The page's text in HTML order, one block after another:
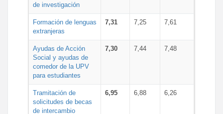
de investigación
Formación de lenguas
extranjeras
7,31 7,25 7,61
Ayudas de Acción
Social y ayudas de
comedor de la UPV
para estudiantes
7,30 7,44 7,48
Tramitación de
solicitudes de becas
de intercambio
6,95 6,88 6,26